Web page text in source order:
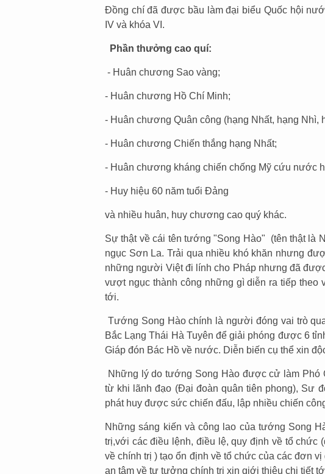
Đồng chí đã được bầu làm đại biểu Quốc hội
IV và khóa VI.
Phần thưởng cao quí:
- Huân chương Sao vàng;
- Huân chương Hồ Chí Minh;
- Huân chương Quân công (hạng Nhất, hạng Nhì,
- Huân chương Chiến thắng hạng Nhất;
- Huân chương kháng chiến chống Mỹ cứu nước
- Huy hiệu 60 năm tuổi Đảng
và nhiều huân, huy chương cao quý khác.
Sự thật về cái tên tướng "Song Hào" (tên thật là
ngục Sơn La. Trải qua nhiều khó khăn nhưng
những người Việt đi lính cho Pháp nhưng đã
vượt ngục thành công những gì diễn ra tiếp
tới.
Tướng Song Hào chính là người đóng vai trò
Bắc Lạng Thái Hà Tuyên để giải phóng được 6
Giáp đón Bác Hồ về nước. Diễn biến cụ thể xin
Những lý do tướng Song Hào được cử làm Phó
từ khi lãnh đạo (Đại đoàn quân tiên phong), Sư
phát huy được sức chiến đấu, lập nhiều chiến
Những sáng kiến và công lao của tướng Song
trị,với các điều lệnh, điều lệ, quy định về tổ chức
về chính trị ) tạo ổn định về tổ chức của các đơn
an tâm về tư tưởng chính trị xin giới thiệu chi tiết